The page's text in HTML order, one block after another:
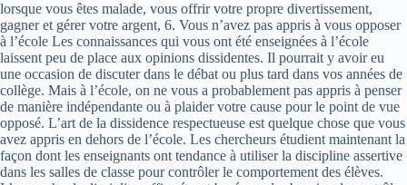
lorsque vous êtes malade, vous offrir votre propre divertissement,
gagner et gérer votre argent, 6. Vous n’avez pas appris à vous opposer
à l’école Les connaissances qui vous ont été enseignées à l’école
laissent peu de place aux opinions dissidentes. Il pourrait y avoir eu
une occasion de discuter dans le débat ou plus tard dans vos années de
collège. Mais à l’école, on ne vous a probablement pas appris à penser
de manière indépendante ou à plaider votre cause pour le point de vue
opposé. L’art de la dissidence respectueuse est quelque chose que vous
avez appris en dehors de l’école. Les chercheurs étudient maintenant la
façon dont les enseignants ont tendance à utiliser la discipline assertive
dans les salles de classe pour contrôler le comportement des élèves.